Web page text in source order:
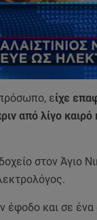
είχε
από λίγο
στον Άγιο
έφοδο και σε ένα